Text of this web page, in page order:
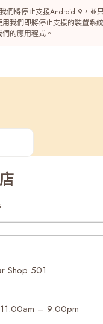
們將停止支援Android 9，並
我們即將停止支援的裝置系
的應用程式。
Shop 501
– 9:00pm